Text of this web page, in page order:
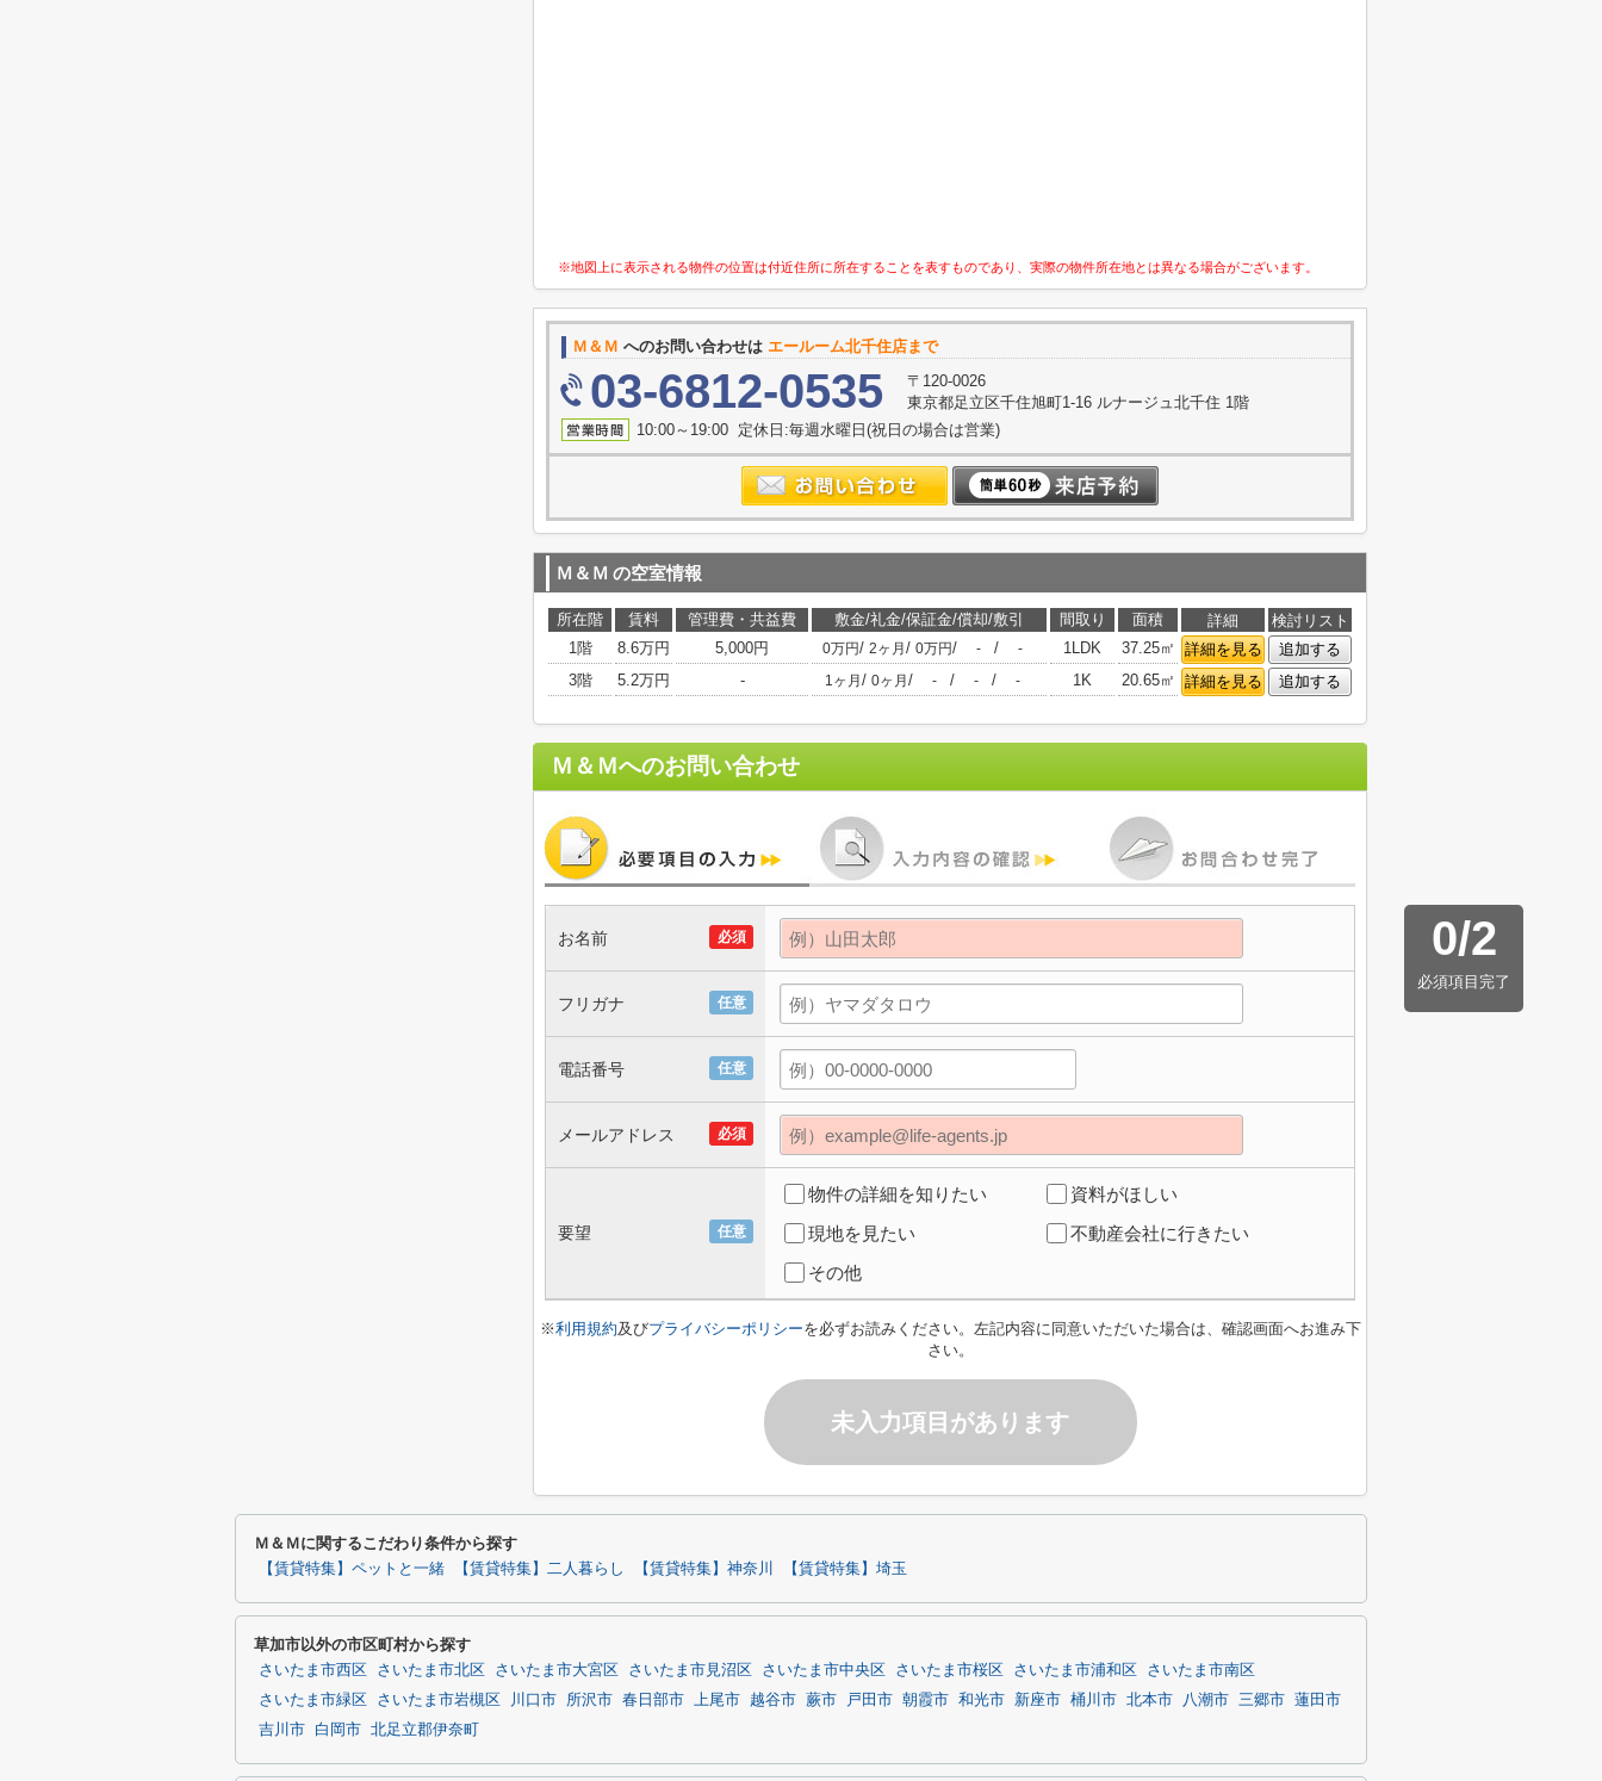
※地図上に表示される物件の位置は付近住所に所在することを表すものであり、実際の物件所在地とは異なる場合がございます。
Ｍ＆Ｍ へのお問い合わせは エールーム北千住店まで
03-6812-0535
〒120-0026
東京都足立区千住旭町1-16 ルナージュ北千住 1階
10:00～19:00 定休日:毎週水曜日(祝日の場合は営業)
Ｍ＆Ｍ の空室情報
所在階 賃料 管理費・共益費 敷金/礼金/保証金/償却/敷引 間取り 面積 詳細
検討リスト
1階
8.6万円 5,000円 0万円/ 2ヶ月 / 0万円/ - / - 1LDK 37.25㎡ 詳細を見る
追加する
3階
5.2万円 - 1ヶ月 / 0ヶ月 / - / - / - 1K 20.65㎡ 詳細を見る 追加する
Ｍ＆Ｍへのお問い合わせ
0/2
必須項目完了
必須
お名前
任意
フリガナ
任意
電話番号
必須
メールアドレス
任意
要望
物件の詳細を知りたい
資料がほしい
現地を見たい
不動産会社に行きたい
その他
※利用規約及びプライバシーポリシーを必ずお読みください。左記内容に同意いただいた場合は、確認画面へお進み下
さい。
未入力項目があります
Ｍ＆Ｍに関するこだわり条件から探す
【賃貸特集】ペットと一緒 【賃貸特集】二人暮らし 【賃貸特集】神奈川 【賃貸特集】埼玉
草加市以外の市区町村から探す
さいたま市西区 さいたま市北区 さいたま市大宮区 さいたま市見沼区 さいたま市中央区 さいたま市桜区 さいたま市浦和区
さいたま市南区
さいたま市緑区
さいたま市岩槻区 川口市 所沢市 春日部市 上尾市 越谷市 蕨市 戸田市 朝霞市 和光市 新座市 桶川市 北本市 八潮市 三郷市 蓮田市
吉川市
白岡市 北足立郡伊奈町